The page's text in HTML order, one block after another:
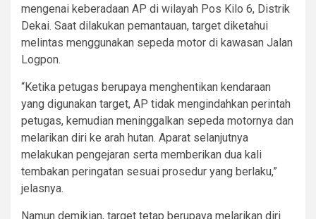
mengenai keberadaan AP di wilayah Pos Kilo 6, Distrik
Dekai. Saat dilakukan pemantauan, target diketahui
melintas menggunakan sepeda motor di kawasan Jalan
Logpon.
“Ketika petugas berupaya menghentikan kendaraan
yang digunakan target, AP tidak mengindahkan perintah
petugas, kemudian meninggalkan sepeda motornya dan
melarikan diri ke arah hutan. Aparat selanjutnya
melakukan pengejaran serta memberikan dua kali
tembakan peringatan sesuai prosedur yang berlaku,”
jelasnya.
Namun demikian, target tetap berupaya melarikan diri